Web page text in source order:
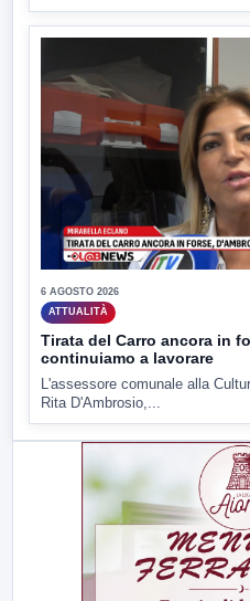
6 AGOSTO 2026
ATTUALITÀ
Tirata del Carro ancora in
continuiamo a lavorare
L'assessore comunale alla
Rita D'Ambrosio,...